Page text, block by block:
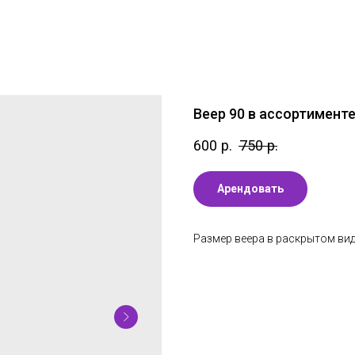
Веер 90 в ассортименте
600 р. 750 р.
Арендовать
Размер веера в раскрытом